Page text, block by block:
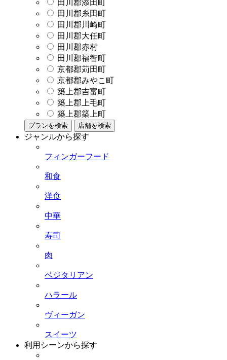
田川郡添田町
田川郡糸田町
田川郡川崎町
田川郡大任町
田川郡赤村
田川郡福智町
京都郡苅田町
京都郡みやこ町
築上郡吉富町
築上郡上毛町
築上郡築上町
プランを検索 店舗を検索
ジャンルから探す
フィンガーフード
和食
洋食
中華
寿司
肉
ベジタリアン
ハラール
ヴィーガン
スイーツ
利用シーンから探す